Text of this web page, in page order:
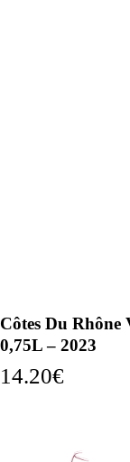
Côtes Du Rhône
0,75L – 2023
14.20€